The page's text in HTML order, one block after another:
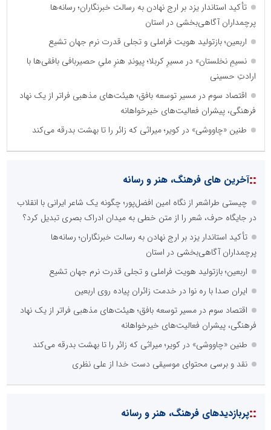
تأکید استاندار یزد بر ارج نهادن به رسالت خبرنگاران؛ رسانه‌ها
پرچمداران آگاهی‌بخشی در استان
اربعین؛ بازتولید هویت فراملی و تجلی قدرت نرم جهان تشیع
نسیمِ نخلستان» در مسیرِ کربلا؛ پیوندِ هنرِ ملیِ حصیربافی بافقی‌ها با
ارادتِ حسینی
اقتصاد سوم در مسیر توسعه بافق؛ هیئت‌های مذهبی فراتر از یک نهاد
فرهنگی، پیشران فعالیت‌های خیرخواهانه
طنین «چاووشی» در کویر؛ میراثی که زائر را تا بهشت بدرقه می‌کند
::آخرین های فرهنگ، هنر و رسانه
چیستی طراشعر از نگاه امین افضل‌پور؛ چگونه یک شاعر ایرانی با انقلاب
در جایگاه حرف، شعر را از متن خطی به میدان ادراک بصری تبدیل کرد؟
تأکید استاندار یزد بر ارج نهادن به رسالت خبرنگاران؛ رسانه‌ها
پرچمداران آگاهی‌بخشی در استان
اربعین؛ بازتولید هویت فراملی و تجلی قدرت نرم جهان تشیع
ایران صدا با ره نوا در خدمت زائران پیاده روی اربعین
اقتصاد سوم در مسیر توسعه بافق؛ هیئت‌های مذهبی فراتر از یک نهاد
فرهنگی، پیشران فعالیت‌های خیرخواهانه
طنین «چاووشی» در کویر؛ میراثی که زائر را تا بهشت بدرقه می‌کند
نقد و برسی محتوای موسیقی دست خدا از علی نظری
::پربازدیدهای فرهنگ، هنر و رسانه